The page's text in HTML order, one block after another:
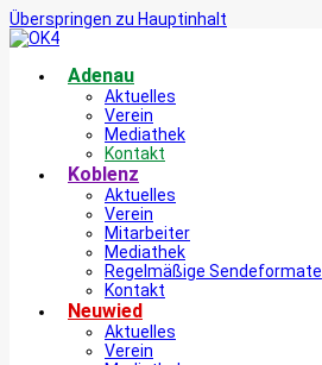
Überspringen zu Hauptinhalt
Adenau
Aktuelles
Verein
Mediathek
Kontakt
Koblenz
Aktuelles
Verein
Mitarbeiter
Mediathek
Regelmäßige Sendeformate
Kontakt
Neuwied
Aktuelles
Verein